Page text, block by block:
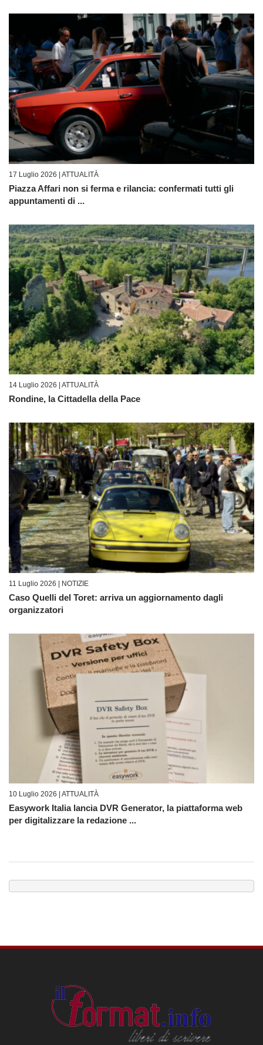
17 Luglio 2026 | ATTUALITÀ
Piazza Affari non si ferma e rilancia: confermati tutti gli
appuntamenti di ...
14 Luglio 2026 | ATTUALITÀ
Rondine, la Cittadella della Pace
11 Luglio 2026 | NOTIZIE
Caso Quelli del Toret: arriva un aggiornamento dagli
organizzatori
10 Luglio 2026 | ATTUALITÀ
Easywork Italia lancia DVR Generator, la piattaforma web
per digitalizzare la redazione ...